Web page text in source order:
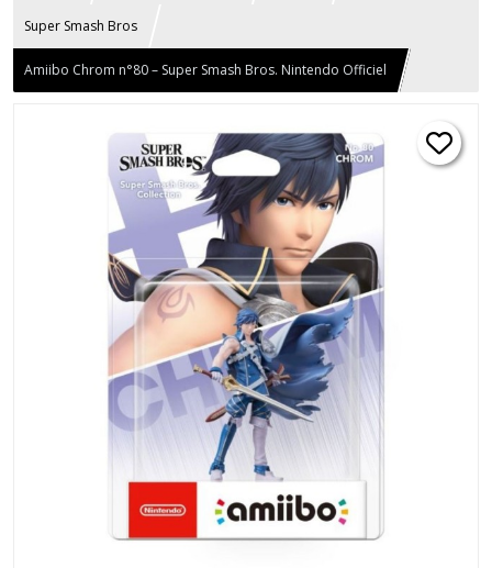
Super Smash Bros
Amiibo Chrom n°80 – Super Smash Bros. Nintendo Officiel